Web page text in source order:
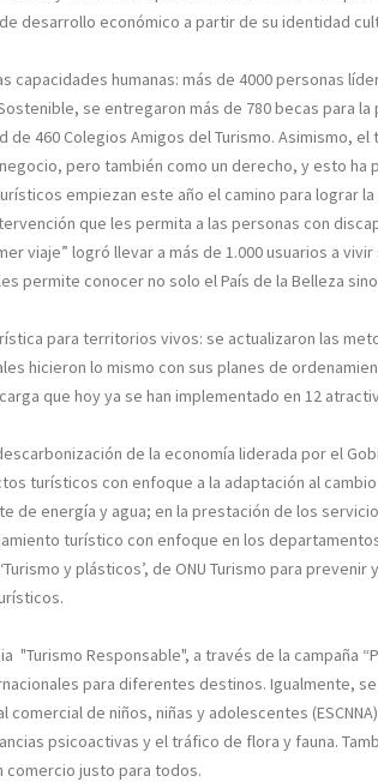
desarrollo económico a partir de su identidad
capacidades humanas: más de 4000 personas
, se entregaron más de 780 becas para
de 460 Colegios Amigos del Turismo. Asimismo,
pero también como un derecho, y esto ha
empiezan este año el camino para lograr
que les permita a las personas con
viaje” logró llevar a más de 1.000 usuarios a
permite conocer no solo el País de la Belleza
para territorios vivos: se actualizaron las
hicieron lo mismo con sus planes de
que hoy ya se han implementado en 12
de la economía liderada por el
turísticos con enfoque a la adaptación al
de energía y agua; en la prestación de los
turístico con enfoque en los
y plásticos’, de ONU Turismo para
"Turismo Responsable", a través de la campaña
para diferentes destinos. Igualmente,
comercial de niños, niñas y adolescentes
psicoactivas y el tráfico de flora y fauna.
comercio justo para todos.